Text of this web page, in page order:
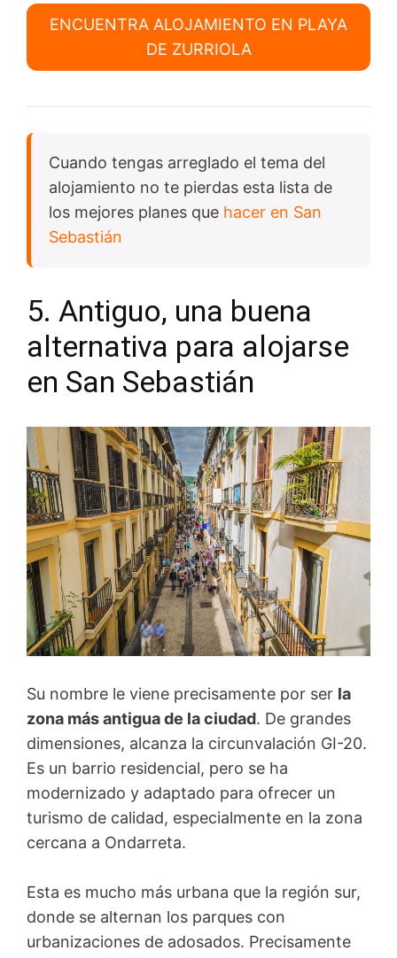
ENCUENTRA ALOJAMIENTO EN PLAYA
DE ZURRIOLA
Cuando tengas arreglado el tema del
alojamiento no te pierdas esta lista de
los mejores planes que hacer en San
Sebastián
5. Antiguo, una buena
alternativa para alojarse
en San Sebastián
Su nombre le viene precisamente por ser la
zona más antigua de la ciudad. De grandes
dimensiones, alcanza la circunvalación GI-20.
Es un barrio residencial, pero se ha
modernizado y adaptado para ofrecer un
turismo de calidad, especialmente en la zona
cercana a Ondarreta.
Esta es mucho más urbana que la región sur,
donde se alternan los parques con
urbanizaciones de adosados. Precisamente